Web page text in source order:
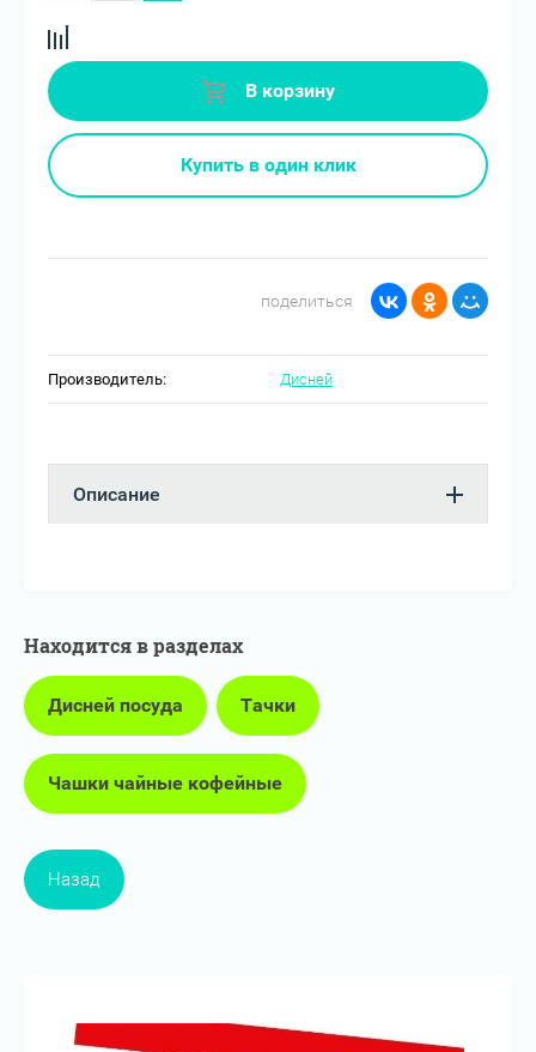
В корзину
Купить в один клик
поделиться
Производитель: Дисней
Описание
Находится в разделах
Дисней посуда Тачки
Чашки чайные кофейные
Назад